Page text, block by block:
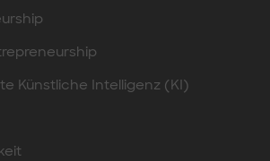
Künstliche Intelligenz (KI)